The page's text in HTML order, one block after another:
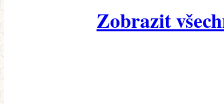
Zobrazit